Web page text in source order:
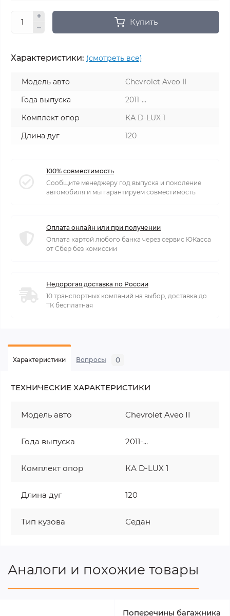
Купить
Характеристики: (смотреть все)
Модель авто
Chevrolet Aveo II
Года выпуска
2011-...
Комплект опор
КА D-LUX 1
Длина дуг
120
100% совместимость
Сообщите менеджеру год выпуска и поколение
автомобиля и мы гарантируем совместимость
Оплата онлайн или при получении
Оплата картой любого банка через сервис ЮКасса
от Сбер без комиссии
Недорогая доставка по России
10 транспортных компаний на выбор, доставка до
ТК бесплатная
Характеристики Вопросы 0
ТЕХНИЧЕСКИЕ ХАРАКТЕРИСТИКИ
Модель авто Chevrolet Aveo II
Года выпуска 2011-...
Комплект опор КА D-LUX 1
Длина дуг 120
Тип кузова Седан
Аналоги и похожие товары
Поперечины багажника